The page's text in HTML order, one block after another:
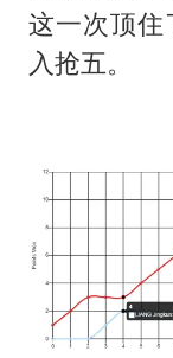
这一次顶住
入抢五。